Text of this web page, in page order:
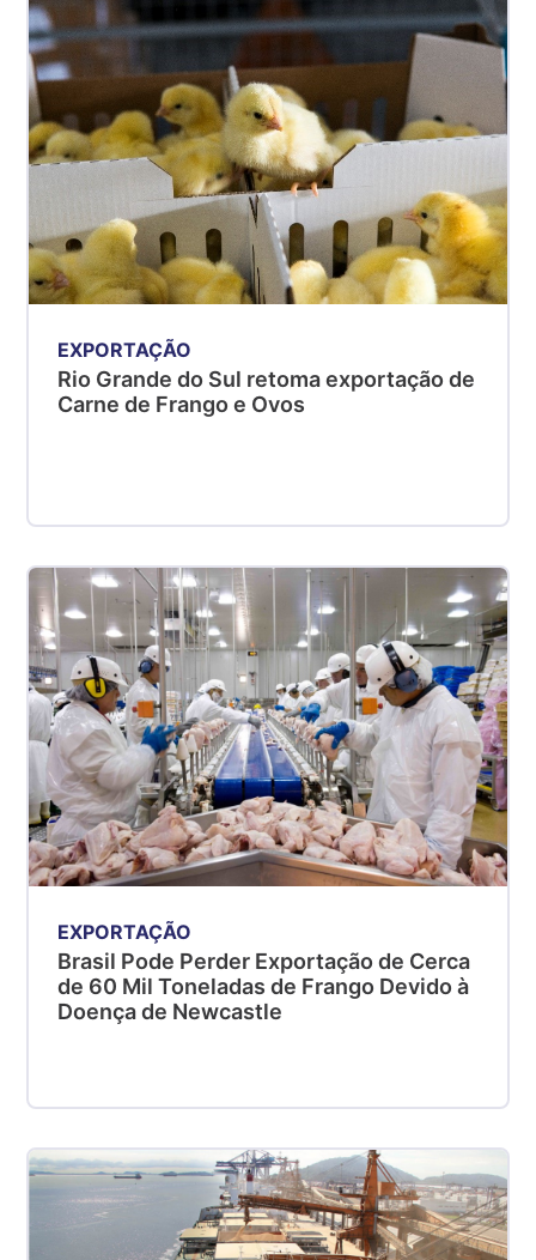
EXPORTAÇÃO
Rio Grande do Sul retoma exportação de
Carne de Frango e Ovos
EXPORTAÇÃO
Brasil Pode Perder Exportação de Cerca
de 60 Mil Toneladas de Frango Devido à
Doença de Newcastle